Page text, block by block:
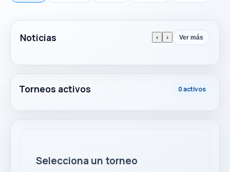
Noticias ‹ › Ver más
Torneos activos 0 activos
Selecciona un torneo